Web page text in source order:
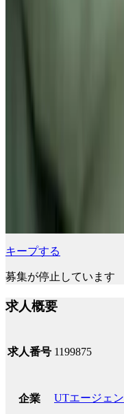
キープする
募集が停止しています
求人概要
求人番号 1199875
企業 UTエージェ